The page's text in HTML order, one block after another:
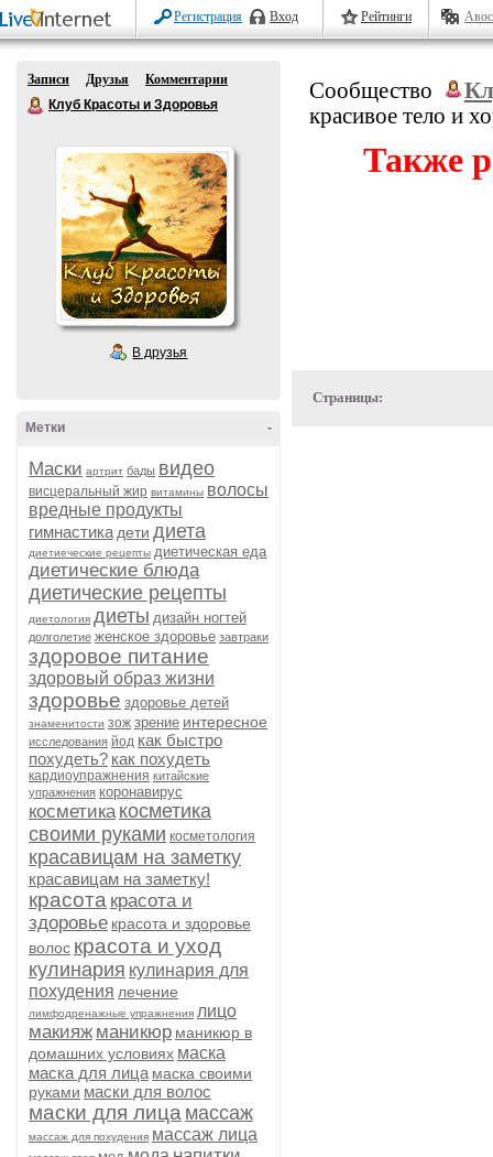
Регистрация Вход Рейтинги
Записи Друзья
Комментарии
Клуб Красоты и Здоровья
В друзья
-
Метки
Маски артрит бады видео
висцеральный жир витамины волосы
вредные продукты
гимнастика дети диета
диетиеческие рецепты диетическая еда
диетические блюда
диетические рецепты
диетология диеты дизайн ногтей
долголетие женское здоровье завтраки
здоровое питание
здоровый образ жизни
здоровье здоровье детей
знаменитости зож зрение интересное
исследования йод как быстро
похудеть? как похудеть
кардиоупражнения китайские
упражнения коронавирус
косметика косметика
своими руками косметология
красавицам на заметку
красавицам на заметку!
красота красота и
здоровье красота и здоровье
волос красота и уход
кулинария кулинария для
похудения лечение
лимфодренажные упражнения лицо
макияж маникюр маникюр в
домашних условиях маска
маска для лица маска своими
руками маски для волос
маски для лица массаж
массаж для похудения массаж лица
Сообщество
красивое тело и
Также
Страницы: